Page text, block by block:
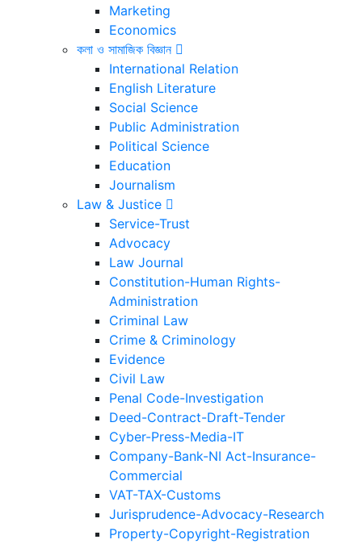
Marketing
Economics
কলা ও সামাজিক বিজ্ঞান
International Relation
English Literature
Social Science
Public Administration
Political Science
Education
Journalism
Law & Justice
Service-Trust
Advocacy
Law Journal
Constitution-Human Rights-
Administration
Criminal Law
Crime & Criminology
Evidence
Civil Law
Penal Code-Investigation
Deed-Contract-Draft-Tender
Cyber-Press-Media-IT
Company-Bank-NI Act-Insurance-
Commercial
VAT-TAX-Customs
Jurisprudence-Advocacy-Research
Property-Copyright-Registration